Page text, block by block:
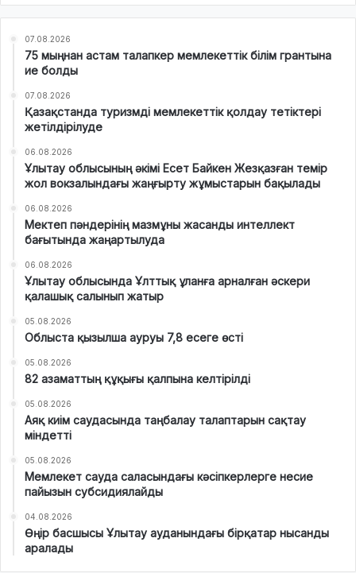
07.08.2026
75 мыңнан астам талапкер мемлекеттік білім грантына
ие болды
07.08.2026
Қазақстанда туризмді мемлекеттік қолдау тетіктері
жетілдірілуде
06.08.2026
Ұлытау облысының әкімі Есет Байкен Жезқазған темір
жол вокзалындағы жаңғырту жұмыстарын бақылады
06.08.2026
Мектеп пәндерінің мазмұны жасанды интеллект
бағытында жаңартылуда
06.08.2026
Ұлытау облысында Ұлттық ұланға арналған әскери
қалашық салынып жатыр
05.08.2026
Облыста қызылша ауруы 7,8 есеге өсті
05.08.2026
82 азаматтың құқығы қалпына келтірілді
05.08.2026
Аяқ киім саудасында таңбалау талаптарын сақтау
міндетті
05.08.2026
Мемлекет сауда саласындағы кәсіпкерлерге несие
пайызын субсидиялайды
04.08.2026
Өңір басшысы Ұлытау ауданындағы бірқатар нысанды
аралады